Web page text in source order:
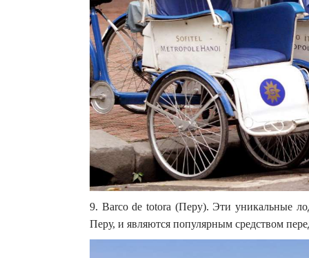
9. Barco de totora (Перу). Эти уникальные
Перу, и являются популярным средством